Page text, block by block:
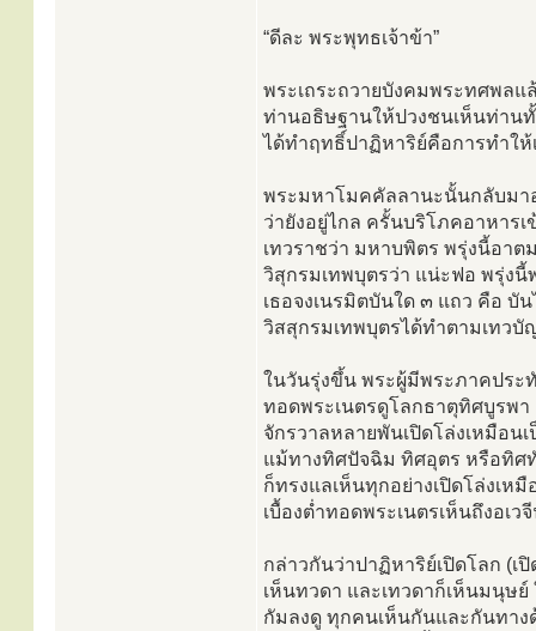
“ดีละ พระพุทธเจ้าข้า”
พระเถระถวายบังคมพระทศพล
ท่านอธิษฐานให้ปวงชนเห็นท่าน
ได้ทำฤทธิ์ปาฏิหาริย์คือการทำให้
พระมหาโมคคัลลานะนั้นกลับมา
ว่ายังอยู่ไกล ครั้นบริโภคอาหาร
เทวราชว่า มหาบพิตร พรุ่งนี้อา
วิสุกรมเทพบุตรว่า แน่ะฟอ พรุ่ง
เธอจงเนรมิตบันใด ๓ แถว คือ บั
วิสสุกรมเทพบุตรได้ทำตามเทวบั
ในวันรุ่งขึ้น พระผู้มีพระภาคประ
ทอดพระเนตรดูโลกธาตุทิศบูรพา
จักรวาลหลายพันเปิดโล่งเหมือน
แม้ทางทิศปัจฉิม ทิศอุตร หรือทิ
ก็ทรงแลเห็นทุกอย่างเปิดโล่งเห
เบื้องต่ำทอดพระเนตรเห็นถึงอเ
กล่าวกันว่าปาฏิหาริย์เปิดโลก (
เห็นทวดา และเทวดาก็เห็นมนุษ
กัมลงดู ทุกคนเห็นกันและกันทาง